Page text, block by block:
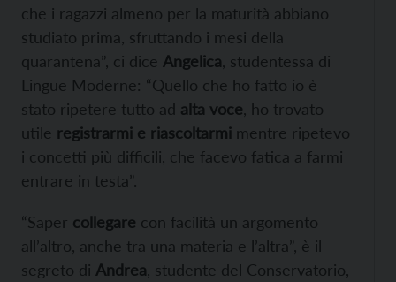
che i ragazzi almeno per la maturità abbiano
studiato prima, sfruttando i mesi della
quarantena”, ci dice Angelica , studentessa di
Lingue Moderne: “Quello che ho fatto io è
stato ripetere tutto ad alta voce , ho trovato
utile registrarmi e riascoltarmi mentre ripetevo
i concetti più difficili, che facevo fatica a farmi
entrare in testa”.
“Saper collegare con facilità un argomento
all’altro, anche tra una materia e l’altra”, è il
segreto di Andrea , studente del Conservatorio,